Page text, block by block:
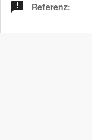
Referenz: